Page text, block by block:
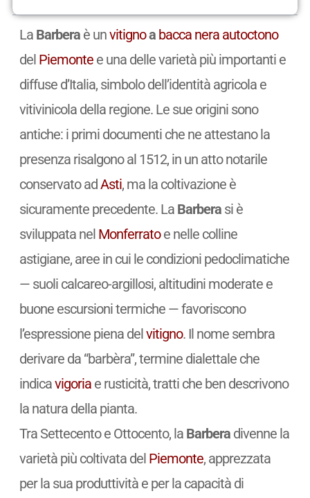
La Barberaè unvitignoa bacca nera autoctono
del Piemontee una delle varietà più importanti e
diffuse d’Italia, simbolo dell’identità agricola e
vitivinicola della regione. Le sue origini sono
antiche: i primi documenti che ne attestano la
presenza risalgono al 1512, in un atto notarile
conservato adAsti, ma la coltivazione è
sicuramente precedente. La Barberasi è
sviluppata nel Monferratoe nelle colline
astigiane, aree in cui le condizioni pedoclimatiche
— suoli calcareo-argillosi, altitudini moderate e
buone escursioni termiche — favoriscono
l’espressione piena delvitigno. Il nome sembra
derivare da “barbèra”, termine dialettale che
indicavigoriae rusticità, tratti che ben descrivono
la natura della pianta.
Tra Settecento e Ottocento, la Barberadivenne la
varietà più coltivata del Piemonte, apprezzata
per la sua produttività e per la capacità di